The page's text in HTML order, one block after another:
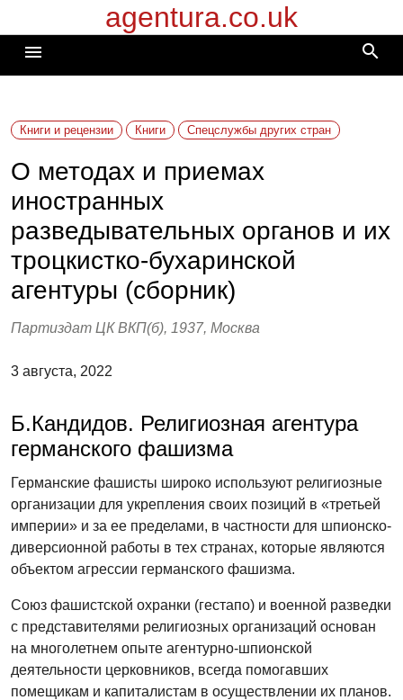
к
содержимому
agentura.co.uk
menu search
Книги и рецензии Книги Спецслужбы других стран
О методах и приемах
иностранных
разведывательных органов и их
троцкистко-бухаринской
агентуры (сборник)
Партиздат ЦК ВКП(б), 1937, Москва
3 августа, 2022
Б.Кандидов. Религиозная агентура
германского фашизма
Германские фашисты широко используют религиозные
организации для укрепления своих позиций в «третьей
империи» и за ее пределами, в частности для шпионско-
диверсионной работы в тех странах, которые являются
объектом агрессии германского фашизма.
Союз фашистской охранки (гестапо) и военной разведки
с представителями религиозных организаций основан
на многолетнем опыте агентурно-шпионской
деятельности церковников, всегда помогавших
помещикам и капиталистам в осуществлении их планов.